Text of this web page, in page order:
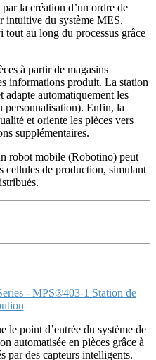
la création d’un ordre de
intuitive du système MES.
au long du processus grâce
à partir de magasins
informations produit. La station
adapte automatiquement les
personnalisation). Enfin, la
et oriente les pièces vers
supplémentaires.
robot mobile (Robotino) peut
cellules de production, simulant
le point d’entrée du système de
automatisée en pièces grâce à
par des capteurs intelligents.